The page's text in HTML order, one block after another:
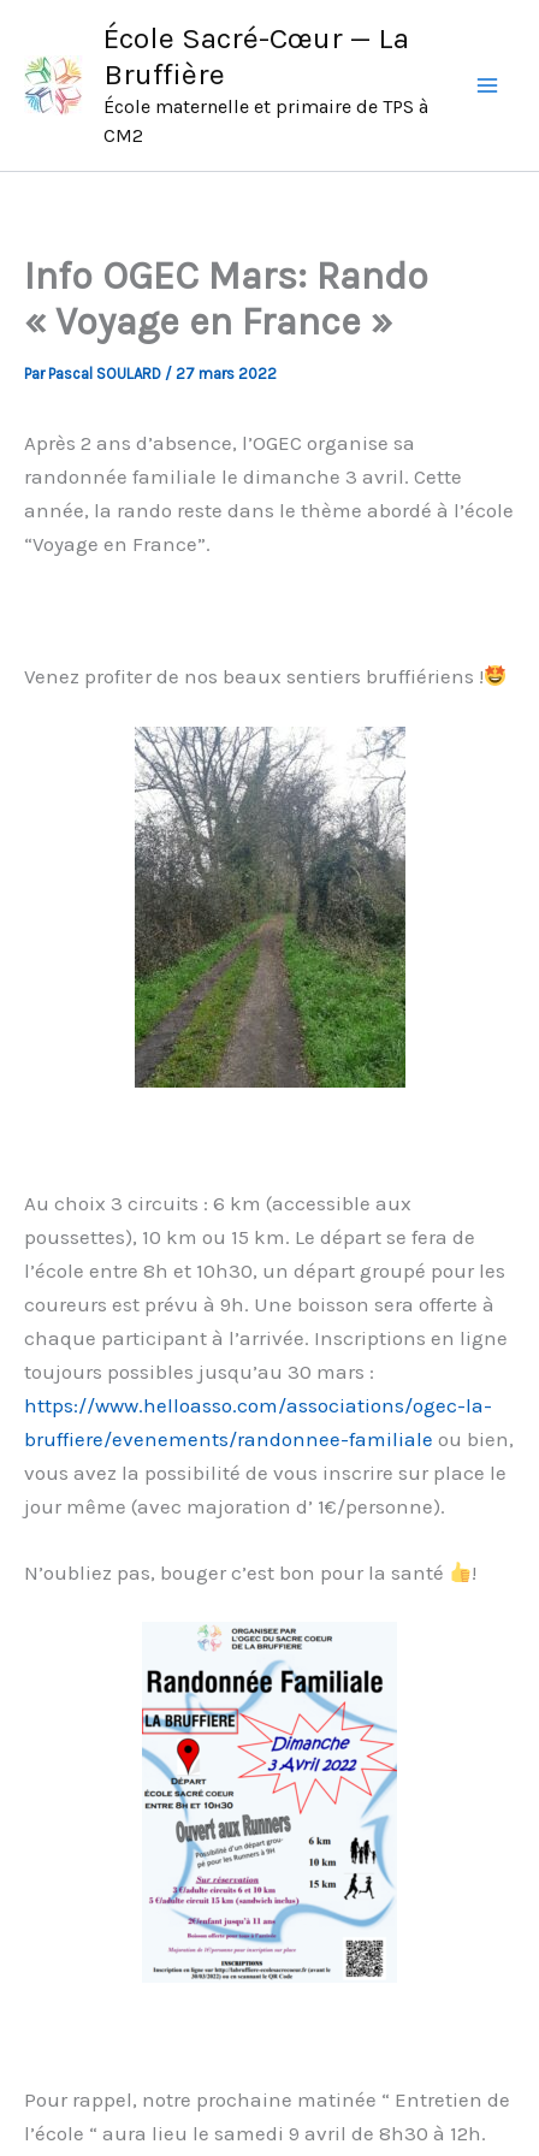
contenu
École Sacré-Cœur — La
Bruffière
École maternelle et primaire de TPS à
CM2
Info OGEC Mars: Rando
« Voyage en France »
Par Pascal SOULARD / 27 mars 2022
Après 2 ans d’absence, l’OGEC organise sa
randonnée familiale le dimanche 3 avril. Cette
année, la rando reste dans le thème abordé à l’école
“Voyage en France”.
Venez profiter de nos beaux sentiers bruffiériens !
Au choix 3 circuits : 6 km (accessible aux
poussettes), 10 km ou 15 km. Le départ se fera de
l’école entre 8h et 10h30, un départ groupé pour les
coureurs est prévu à 9h. Une boisson sera offerte à
chaque participant à l’arrivée. Inscriptions en ligne
toujours possibles jusqu’au 30 mars :
https://www.helloasso.com/associations/ogec-la-
bruffiere/evenements/randonnee-familiale ou bien,
vous avez la possibilité de vous inscrire sur place le
jour même (avec majoration d’ 1€/personne).
N’oubliez pas, bouger c’est bon pour la santé !
Pour rappel, notre prochaine matinée “ Entretien de
l’école “ aura lieu le samedi 9 avril de 8h30 à 12h.